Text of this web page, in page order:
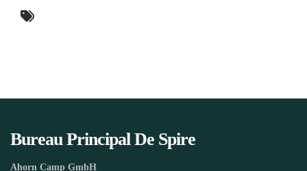
Bureau Principal De Spire
Ahorn Camp GmbH